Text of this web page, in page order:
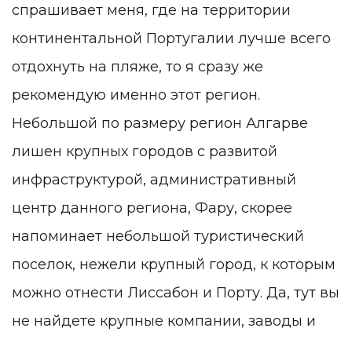
спрашивает меня, где на территории
континентальной Португалии лучше всего
отдохнуть на пляже, то я сразу же
рекомендую именно этот регион.
Небольшой по размеру регион Алгарве
лишен крупных городов с развитой
инфраструктурой, административный
центр данного региона, Фару, скорее
напоминает небольшой туристический
поселок, нежели крупный город, к которым
можно отнести Лиссабон и Порту. Да, тут вы
не найдете крупные компании, заводы и